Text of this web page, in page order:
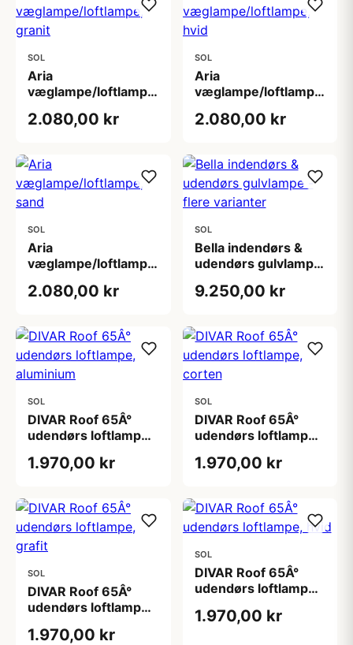
SOL
Aria
væglampe/loftlampe,
2.080,00 kr
SOL
Aria
væglampe/loftlampe,
2.080,00 kr
SOL
Aria
væglampe/loftlampe,
2.080,00 kr
SOL
Bella indendørs &
udendørs gulvlampe
9.250,00 kr
SOL
DIVAR Roof 65Â°
udendørs loftlampe,
1.970,00 kr
SOL
DIVAR Roof 65Â°
udendørs loftlampe,
1.970,00 kr
SOL
DIVAR Roof 65Â°
udendørs loftlampe,
1.970,00 kr
SOL
DIVAR Roof 65Â°
udendørs loftlampe,
1.970,00 kr